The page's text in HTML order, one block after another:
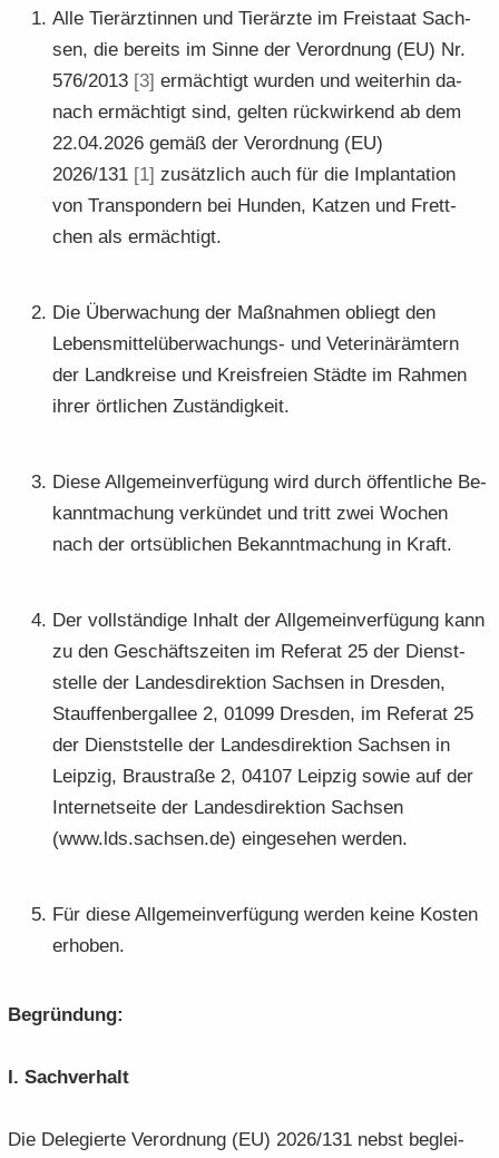
Alle Tier­ärz­tin­nen und Tier­ärz­te im Frei­staat Sach­
sen, die be­reits im Sinne der Ver­ord­nung (EU) Nr.
576/2013 [3] er­mäch­tigt wur­den und wei­ter­hin da­
nach er­mäch­tigt sind, gel­ten rück­wir­kend ab dem
22.04.2026 gemäß der Ver­ord­nung (EU)
2026/131 [1] zu­sätz­lich auch für die Im­plan­ta­ti­on
von Trans­pon­dern bei Hun­den, Kat­zen und Frett­
chen als er­mäch­tigt.
Die Über­wa­chung der Maß­nah­men ob­liegt den
Lebensmittelüberwachungs-​ und Ve­te­ri­när­äm­tern
der Land­krei­se und Kreis­frei­en Städ­te im Rah­men
ihrer ört­li­chen Zu­stän­dig­keit.
Diese All­ge­mein­ver­fü­gung wird durch öf­fent­li­che Be­
kannt­ma­chung ver­kün­det und tritt zwei Wo­chen
nach der orts­üb­li­chen Be­kannt­ma­chung in Kraft.
Der voll­stän­di­ge In­halt der All­ge­mein­ver­fü­gung kann
zu den Ge­schäfts­zei­ten im Re­fe­rat 25 der Dienst­
stel­le der Lan­des­di­rek­ti­on Sach­sen in Dres­den,
Stauf­fen­berg­al­lee 2, 01099 Dres­den, im Re­fe­rat 25
der Dienst­stel­le der Lan­des­di­rek­ti­on Sach­sen in
Leip­zig, Brau­stra­ße 2, 04107 Leip­zig sowie auf der
In­ter­net­sei­te der Lan­des­di­rek­ti­on Sach­sen
(www.lds.sach­sen.de) ein­ge­se­hen wer­den.
Für diese All­ge­mein­ver­fü­gung wer­den keine Kos­ten
er­ho­ben.
Be­grün­dung:
I. Sach­ver­halt
Die De­le­gier­te Ver­ord­nung (EU) 2026/131 nebst be­glei­